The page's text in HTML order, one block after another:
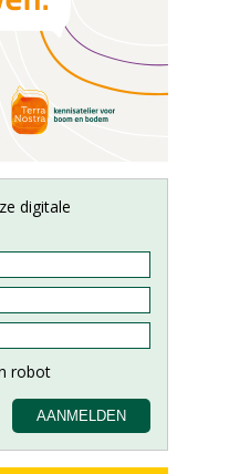
digitale